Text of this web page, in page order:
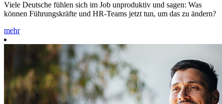
Viele Deutsche fühlen sich im Job unproduktiv und sagen: Was
können Führungskräfte und HR-Teams jetzt tun, um das zu ändern?
mehr